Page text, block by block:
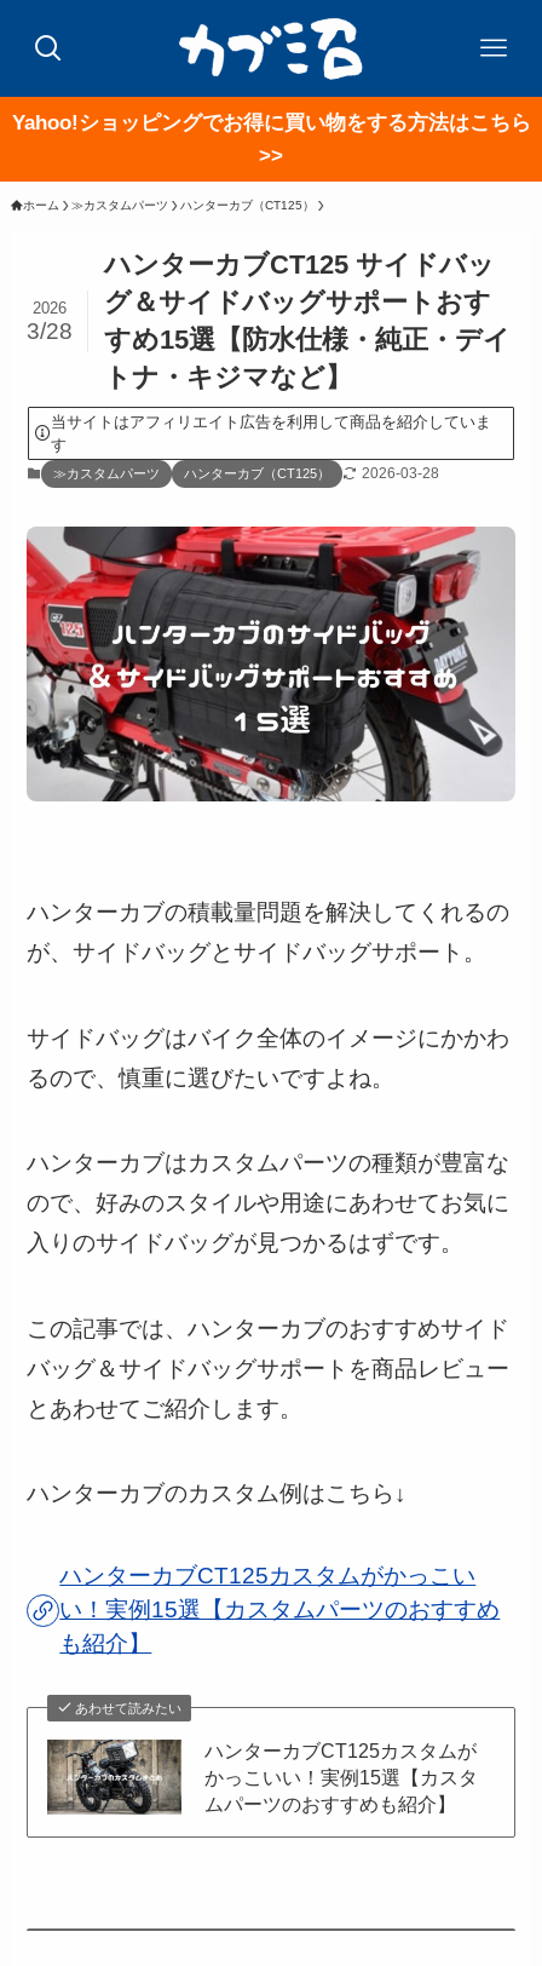
Yahoo!ショッピングでお得に買い物をする方法はこちら
>>
ホーム ≫カスタムパーツ ハンターカブ（CT125）
ハンターカブCT125 サイドバッ
グ＆サイドバッグサポートおす
すめ15選【防水仕様・純正・デイ
トナ・キジマなど】
2026
3/28
当サイトはアフィリエイト広告を利用して商品を紹介していま
す
≫カスタムパーツ ハンターカブ（CT125） 2026-03-28
ハンターカブの積載量問題を解決してくれるの
が、サイドバッグとサイドバッグサポート。
サイドバッグはバイク全体のイメージにかかわ
るので、慎重に選びたいですよね。
ハンターカブはカスタムパーツの種類が豊富な
ので、好みのスタイルや用途にあわせてお気に
入りのサイドバッグが見つかるはずです。
この記事では、ハンターカブのおすすめサイド
バッグ＆サイドバッグサポートを商品レビュー
とあわせてご紹介します。
ハンターカブのカスタム例はこちら↓
ハンターカブCT125カスタムがかっこい
い！実例15選【カスタムパーツのおすすめ
も紹介】
あわせて読みたい
ハンターカブCT125カスタムが
かっこいい！実例15選【カスタ
ムパーツのおすすめも紹介】